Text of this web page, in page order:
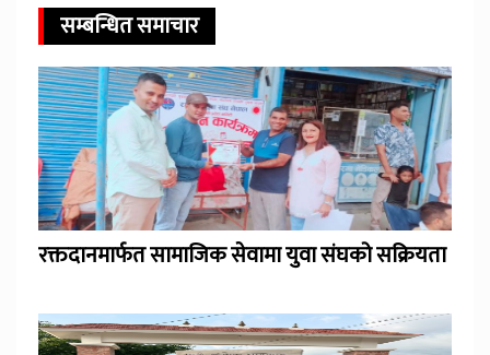
सम्बन्धित समाचार
रक्तदानमार्फत सामाजिक सेवामा युवा संघको सक्रियता